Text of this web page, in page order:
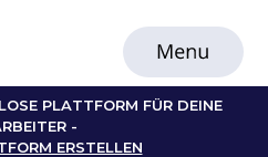
PLATTFORM FÜR DEINE
-
ERSTELLEN